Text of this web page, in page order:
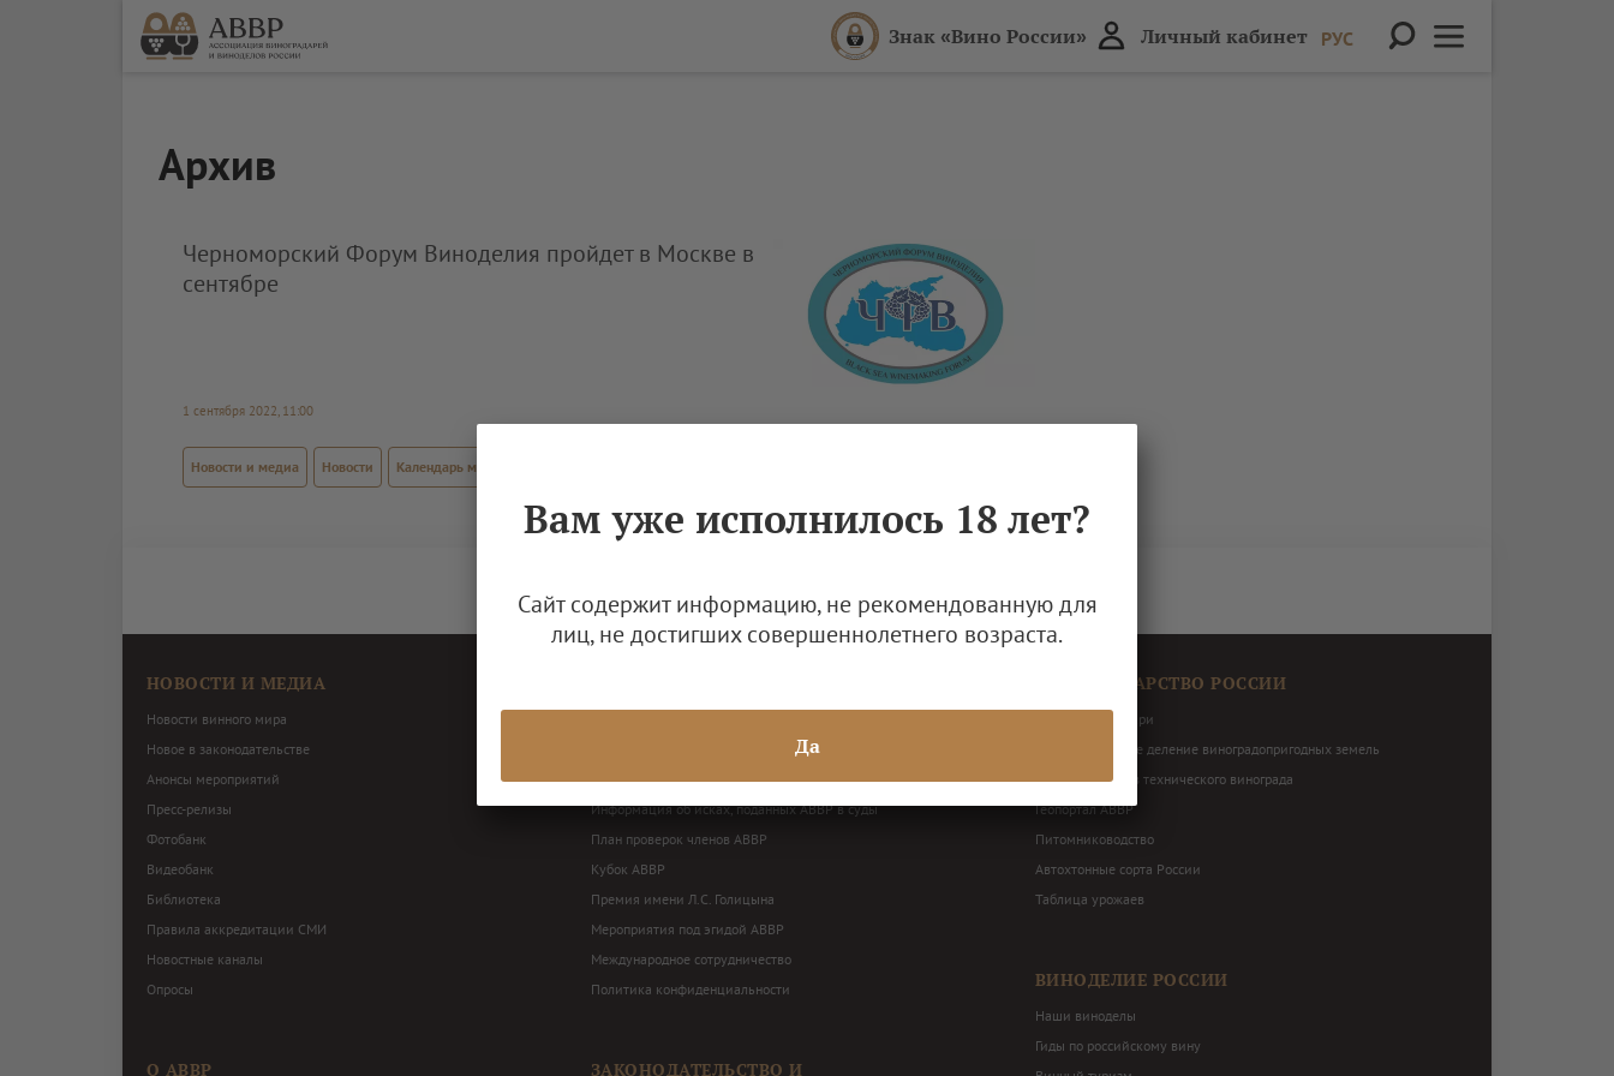
Знак «Вино России» Личный кабинет РУС
Архив
Черноморский Форум Виноделия пройдет в Москве в
сентябре
1 сентября 2022, 11:00
Новости и медиа Новости Календарь мероприятий
НОВОСТИ И МЕДИА
Новости винного мира
Новое в законодательстве
Анонсы мероприятий
Пресс-релизы
Фотобанк
Видеобанк
Библиотека
Правила аккредитации СМИ
Новостные каналы
Опросы
О АВВР
Годовая бухгалтерская отчетность
Балансные декларации
Информация об исках, поданных АВВР в суды
План проверок членов АВВР
Кубок АВВР
Премия имени Л.С. Голицына
Мероприятия под эгидой АВВР
Международное сотрудничество
Политика конфиденциальности
ЗАКОНОДАТЕЛЬСТВО И
ВИНОГРАДАРСТВО РОССИИ
Наши виноградари
Территориальное деление виноградопригодных земель
Перечень сортов технического винограда
Геопортал АВВР
Питомниководство
Автохтонные сорта России
Таблица урожаев
ВИНОДЕЛИЕ РОССИИ
Наши виноделы
Гиды по российскому вину
Вам уже исполнилось 18 лет?
Сайт содержит информацию, не рекомендованную для
лиц, не достигших совершеннолетнего возраста.
Да